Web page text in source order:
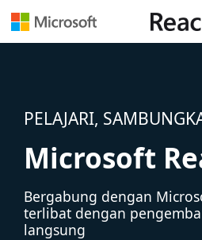
PELAJARI,
Microsoft
Bergabung dengan
terlibat dengan
langsung